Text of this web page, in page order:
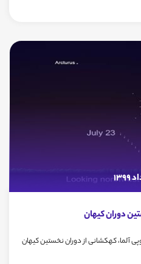
دوران کیهان
آلما، کهکشانی از دوران نخستین کیهان